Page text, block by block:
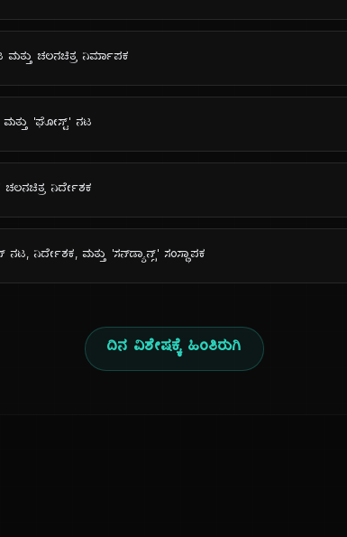
ಚಲನಚಿತ್ರ ನಿರ್ಮಾಪಕ
ಮತ್ತು 'ಘೋಸ್ಟ್' ನಟ
ಚಲನಚಿತ್ರ ನಿರ್ದೇಶಕ
ನಿರ್ದೇಶಕ, ಮತ್ತು 'ಸನ್‌ಡ್ಯಾನ್ಸ್' ಸಂಸ್ಥಾಪಕ
ದಿನ ವಿಶೇಷಕ್ಕೆ ಹಿಂತಿರುಗಿ